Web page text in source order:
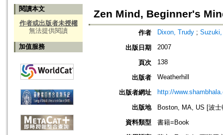
閱讀本文
作者或出版者未授權
無法提供閱讀
加值服務
Zen Mind, Beginner's
作者 Dixon, Trudy ;
出版日期 2007
頁次 138
出版者 Weatherhill
出版者網址 http://
出版地
Boston, MA, US [波
資料類型
書籍=Book